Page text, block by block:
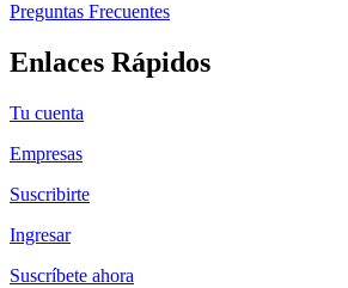
Preguntas Frecuentes
Enlaces Rápidos
Tu cuenta
Empresas
Suscribirte
Ingresar
Suscríbete ahora